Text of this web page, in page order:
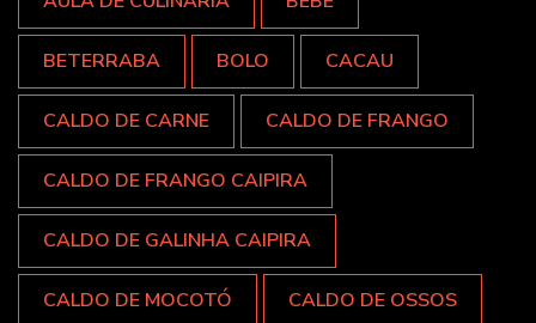
BETERRABA BOLO CACAU
CALDO DE CARNE CALDO DE FRANGO
CALDO DE FRANGO CAIPIRA
CALDO DE GALINHA CAIPIRA
CALDO DE MOCOTÓ CALDO DE OSSOS